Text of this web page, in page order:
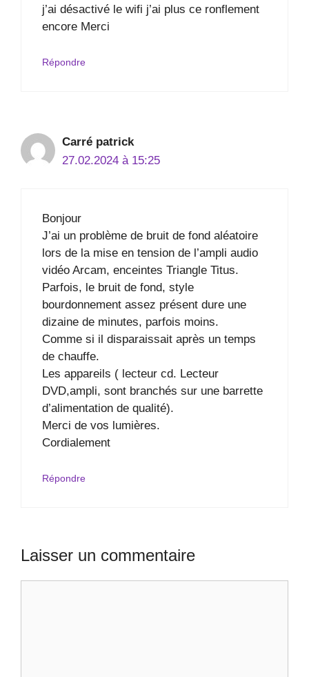
j’ai désactivé le wifi j’ai plus ce ronflement
encore Merci
Répondre
Carré patrick
27.02.2024 à 15:25
Bonjour
J’ai un problème de bruit de fond aléatoire
lors de la mise en tension de l’ampli audio
vidéo Arcam, enceintes Triangle Titus.
Parfois, le bruit de fond, style
bourdonnement assez présent dure une
dizaine de minutes, parfois moins.
Comme si il disparaissait après un temps
de chauffe.
Les appareils ( lecteur cd. Lecteur
DVD,ampli, sont branchés sur une barrette
d’alimentation de qualité).
Merci de vos lumières.
Cordialement
Répondre
Laisser un commentaire